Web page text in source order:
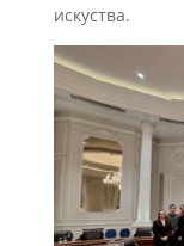
искуства.